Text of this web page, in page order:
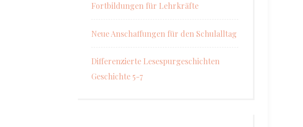
Fortbildungen für Lehrkräfte
Neue Anschaffungen für den Schulalltag
Differenzierte Lesespurgeschichten
Geschichte 5-7